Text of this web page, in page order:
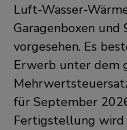
Luft-Wasser-
Garagenboxen und
vorgesehen. Es
Erwerb unter dem
für September
Fertigstellung